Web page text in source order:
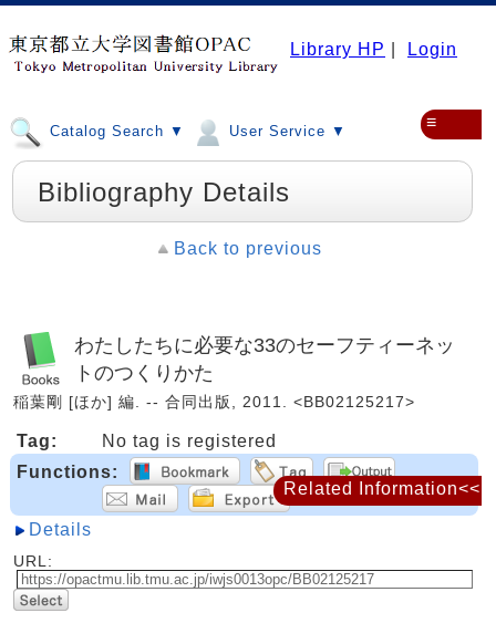
Library HP Login
Catalog Search ▼ User Service ▼ ≡
Bibliography Details
Back to previous
わたしたちに必要な33のセーフティーネッ
トのつくりかた
稲葉剛 [ほか] 編. -- 合同出版, 2011. <BB02125217>
Tag:
No tag is registered
Functions:
Details
URL:
Related Information<<